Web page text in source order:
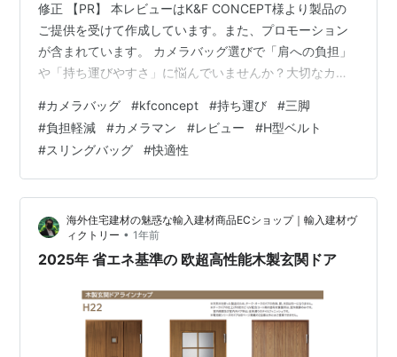
修正 【PR】 本レビューはK&F CONCEPT様より製品の
ご提供を受けて作成しています。また、プロモーション
が含まれています。 カメラバッグ選びで「肩への負担」
や「持ち運びやすさ」に悩んでいませんか？大切なカメ
ンにとって、バッグの機能性は非常に重要です。 この記
事では、K&F CONCEPTのカメラバッグ12Lに搭載された
特徴的な「H型ベルト」が、実際にどれほど肩への負担を
軽減するのかを徹底検証します。さらに、他のバッグ形
状との比較を通じて、このバッグがあなたの撮影スタイ
ルに最適な…
#カメラバッグ #kfconcept #持ち運び #三脚
#負担軽減 #カメラマン #レビュー #H型ベルト
#スリングバッグ #快適性
海外住宅建材の魅惑な輸入建材商品ECショップ｜輸入建材ヴ
ィクトリー • 1年前
2025年 省エネ基準の 欧超高性能木製玄関ドア